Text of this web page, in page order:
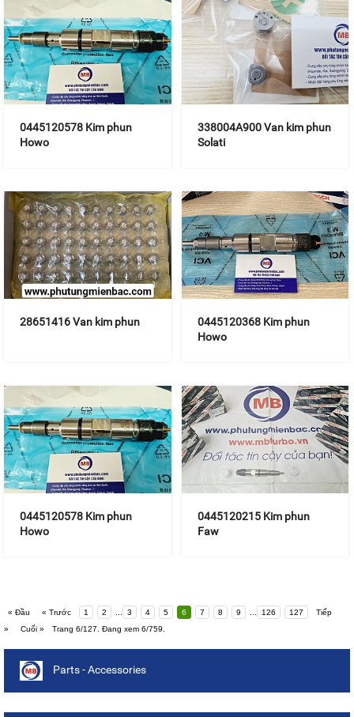
0445120578 Kim phun
Howo
338004A900 Van kim phun
Solati
28651416 Van kim phun
0445120368 Kim phun
Howo
0445120578 Kim phun
Howo
0445120215 Kim phun
Faw
« Đầu « Trước 1 2 3 4 5 6 7 8 9 126 127
Tiếp
»
Cuối » Trang 6/127. Đang xem 6/759.
Parts - Accessories